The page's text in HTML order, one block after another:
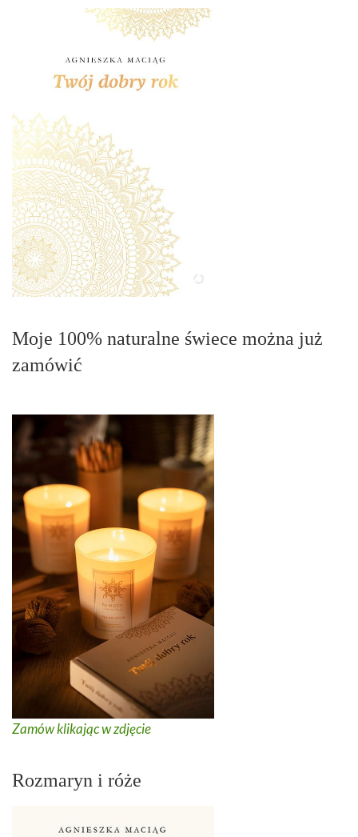
Moje 100% naturalne świece można już
zamówić
Zamów klikając w zdjęcie
Rozmaryn i róże